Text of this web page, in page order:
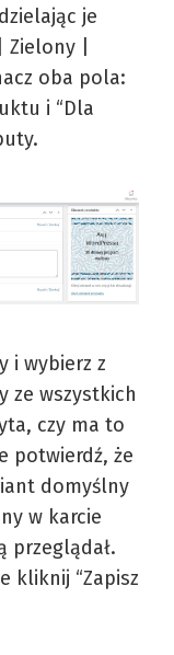
je
|
oba pola:
i “Dla
i wybierz z
ze wszystkich
czy ma to
potwierdź, że
domyślny
w karcie
przeglądał.
kliknij “Zapisz